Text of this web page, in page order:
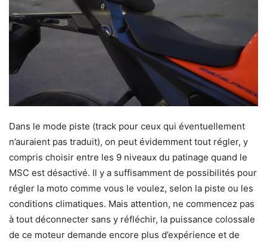
Dans le mode piste (track pour ceux qui éventuellement
n’auraient pas traduit), on peut évidemment tout régler, y
compris choisir entre les 9 niveaux du patinage quand le
MSC est désactivé. Il y a suffisamment de possibilités pour
régler la moto comme vous le voulez, selon la piste ou les
conditions climatiques. Mais attention, ne commencez pas
à tout déconnecter sans y réfléchir, la puissance colossale
de ce moteur demande encore plus d’expérience et de